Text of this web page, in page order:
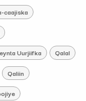
caajiska
Uurjiifka Qalal
Qaliin